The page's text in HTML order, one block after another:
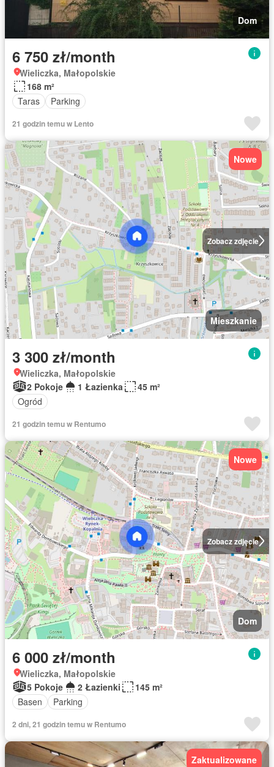
Dom
6 750 zł/month
Wieliczka, Małopolskie
168 m²
Taras
Parking
21 godzin temu w Lento
Zobacz zdjęcie
Nowe
Mieszkanie
3 300 zł/month
Wieliczka, Małopolskie
2 Pokoje
1 Łazienka
45 m²
Ogród
21 godzin temu w Rentumo
Zobacz zdjęcie
Nowe
Dom
6 000 zł/month
Wieliczka, Małopolskie
5 Pokoje
2 Łazienki
145 m²
Basen
Parking
2 dni, 21 godzin temu w Rentumo
Zaktualizowane